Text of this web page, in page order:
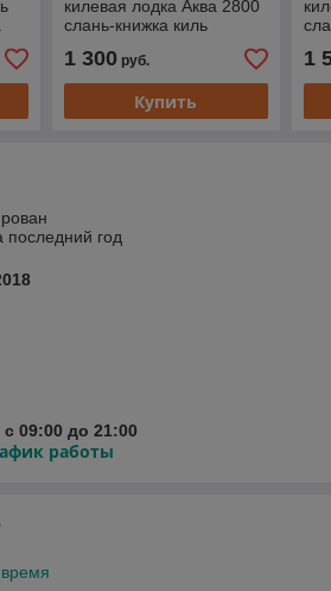
килевая лодка Аква 2800
слань-книжка киль
1 300руб.
Купить
1
последний год
09:00 до 21:00
работы